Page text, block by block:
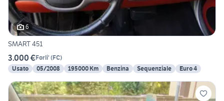
6
SMART 451
3.000 €Forli' (FC)
Usato
05/2008 195000 Km Benzina Sequenziale Euro 4